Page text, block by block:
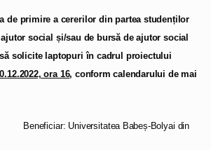
de primire a cererilor din partea studenților
social și/sau de bursă de ajutor social
solicite laptopuri în cadrul proiectului
ora 16, conform calendarului de mai
Universitatea Babeș-Bolyai din